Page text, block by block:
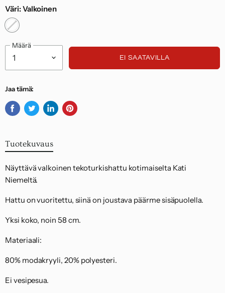
Noudatamme kuluttajasuojalakia.
Väri:Valkoinen
Määrä
EI SAATAVILLA
Jaa tämä:
Jaa
Twiittaa
Jaa
Kiinnitä
Tuotekuvaus
Näyttävä valkoinen tekoturkishattu kotimaiselta Kati
Niemeltä.
Hattu on vuoritettu, siinä on joustava päärme sisäpuolella.
Yksi koko, noin 58 cm.
Materiaali:
80% modakryyli, 20% polyesteri.
Ei vesipesua.